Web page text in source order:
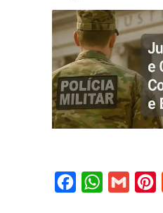
FacebookWhatsApp
Gmail